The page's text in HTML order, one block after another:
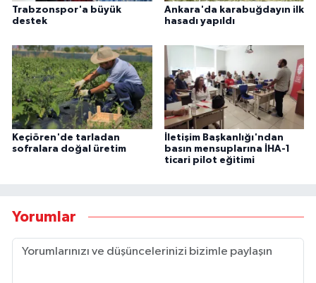
Trabzonspor'a büyük
destek
Ankara'da karabuğdayın ilk
hasadı yapıldı
Keçiören'de tarladan
sofralara doğal üretim
İletişim Başkanlığı'ndan
basın mensuplarına İHA-1
ticari pilot eğitimi
Yorumlar